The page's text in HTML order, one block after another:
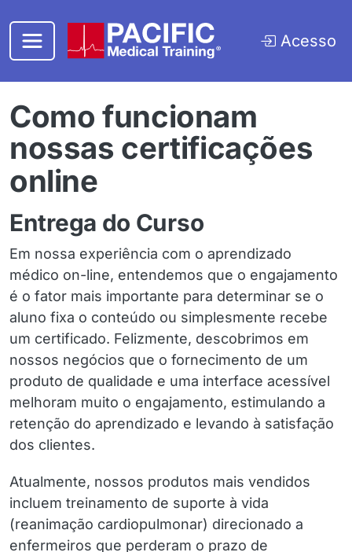
Acesso
Como funcionam
nossas certificações
online
Entrega do Curso
Em nossa experiência com o aprendizado
médico on-line, entendemos que o engajamento
é o fator mais importante para determinar se o
aluno fixa o conteúdo ou simplesmente recebe
um certificado. Felizmente, descobrimos em
nossos negócios que o fornecimento de um
produto de qualidade e uma interface acessível
melhoram muito o engajamento, estimulando a
retenção do aprendizado e levando à satisfação
dos clientes.
Atualmente, nossos produtos mais vendidos
incluem treinamento de suporte à vida
(reanimação cardiopulmonar) direcionado a
enfermeiros que perderam o prazo de